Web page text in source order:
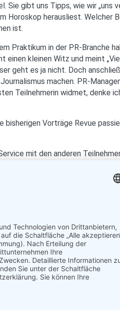
gibt uns Tipps, wie wir „uns
Horoskop herausliest.
ist.
Praktikum in der PR-Branche
kleinen Witz und meint
geht es ja nicht. Doch
machen. PR-
Teilnehmerin widmet, denke
Vorträge Revue
mit den anderen
ich in den letzten Tag des
To Hell“-Ohrwurm. Doch
der Geburt am Osthimmel
Frau Schön erklärt uns
und Sexualität oder den
die Geliebte.
beeinflussen. Doch
ganz froh.
nachdenken werden müssen.